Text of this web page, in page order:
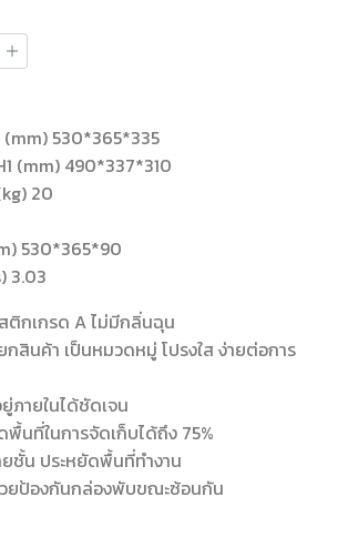
(mm) 530*365*335
(mm) 490*337*310
20
530*365*90
3.03
ติกเกรด A ไม่มีกลิ่นฉุน
กสินค้า เป็นหมวดหมู่ โปรงใส ง่ายต่อการ
ภายในได้ชัดเจน
นที่ในการจัดเก็บได้ถึง 75%
ชั้น ประหยัดพื้นที่ทำงาน
ยป้องกันกล่องพับขณะซ้อนกัน